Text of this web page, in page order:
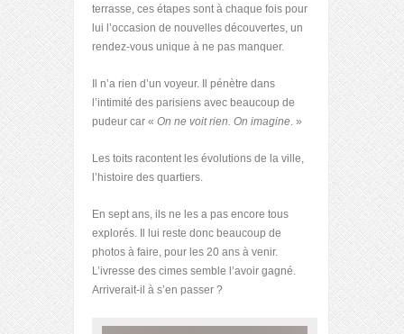
terrasse, ces étapes sont à chaque fois pour
lui l’occasion de nouvelles découvertes, un
rendez-vous unique à ne pas manquer.
Il n’a rien d’un voyeur. Il pénètre dans
l’intimité des parisiens avec beaucoup de
pudeur car « On ne voit rien. On imagine. »
Les toits racontent les évolutions de la ville,
l’histoire des quartiers.
En sept ans, ils ne les a pas encore tous
explorés. Il lui reste donc beaucoup de
photos à faire, pour les 20 ans à venir.
L’ivresse des cimes semble l’avoir gagné.
Arriverait-il à s’en passer ?